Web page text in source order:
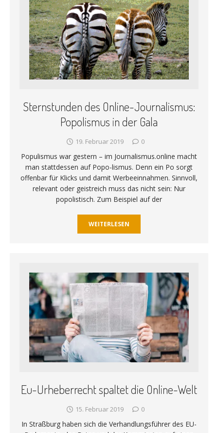
Sternstunden des Online-Journalismus:
Popolismus in der Gala
19. Februar 2019 0
Populismus war gestern – im Journalismus.online macht
man stattdessen auf Popo-lismus. Denn ein Po sorgt
offenbar für Klicks und damit Werbeeinnahmen. Sinnvoll,
relevant oder geistreich muss das nicht sein: Nur
popolistisch. Zum Beispiel auf der
WEITERLESEN
Eu-Urheberrecht spaltet die Online-Welt
15. Februar 2019 0
In Straßburg haben sich die Verhandlungsführer des EU-